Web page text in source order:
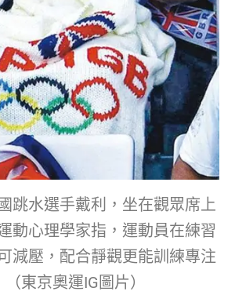
跳水選手戴利，坐在觀眾席上
動心理學家指，運動員在練習
減壓，配合靜觀更能訓練專注
（東京奧運IG圖片）